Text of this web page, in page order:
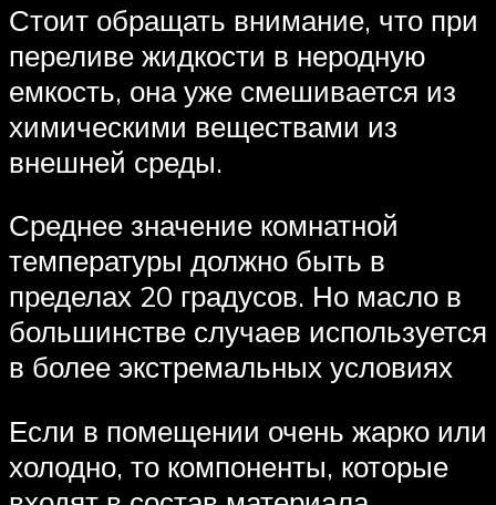
Стоит обращать внимание, что при
переливе жидкости в неродную
емкость, она уже смешивается из
химическими веществами из
внешней среды.
Среднее значение комнатной
температуры должно быть в
пределах 20 градусов. Но масло в
большинстве случаев используется
в более экстремальных условиях
Если в помещении очень жарко или
холодно, то компоненты, которые